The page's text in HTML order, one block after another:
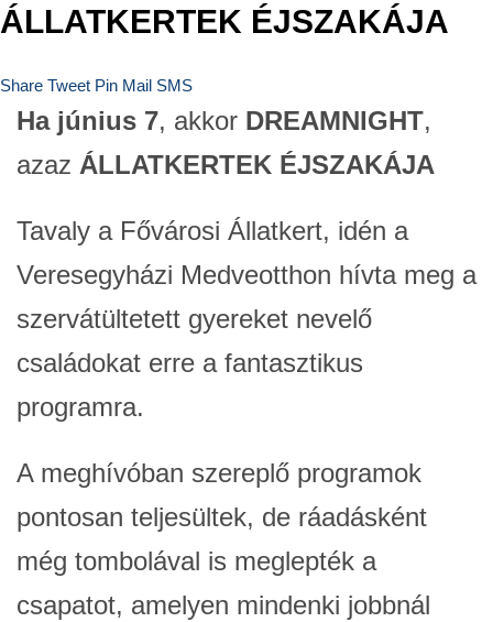
ÁLLATKERTEK ÉJSZAKÁJA
Share Tweet Pin Mail SMS
Ha június 7, akkor DREAMNIGHT,
azaz ÁLLATKERTEK ÉJSZAKÁJA
Tavaly a Fővárosi Állatkert, idén a
Veresegyházi Medveotthon hívta meg a
szervátültetett gyereket nevelő
családokat erre a fantasztikus
programra.
A meghívóban szereplő programok
pontosan teljesültek, de ráadásként
még tombolával is meglepték a
csapatot, amelyen mindenki jobbnál